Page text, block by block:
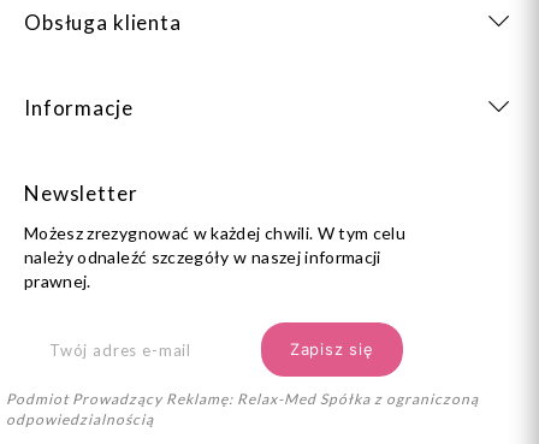
Obsługa klienta
Informacje
Newsletter
Możesz zrezygnować w każdej chwili. W tym celu
należy odnaleźć szczegóły w naszej informacji
prawnej.
Podmiot Prowadzący Reklamę: Relax-Med Spółka z ograniczoną
odpowiedzialnością